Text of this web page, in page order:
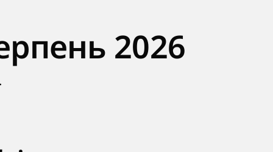
2026